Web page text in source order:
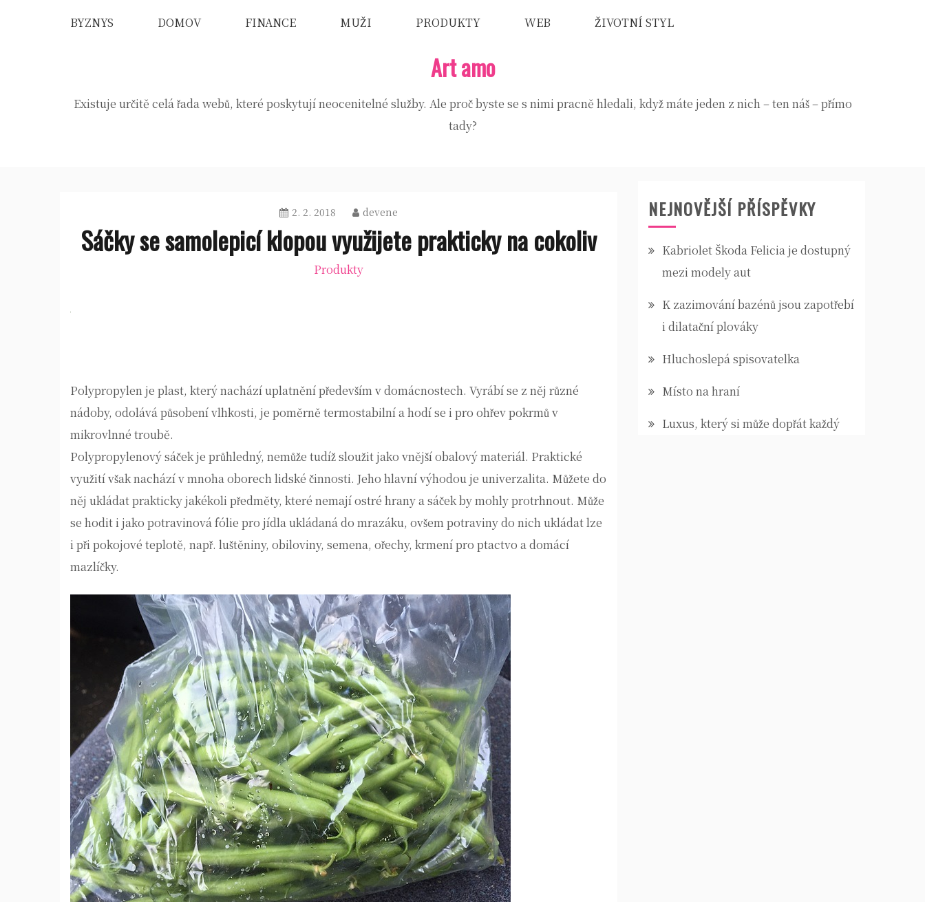
BYZNYS DOMOV FINANCE MUŽI PRODUKTY WEB ŽIVOTNÍ STYL
Art amo
Existuje určitě celá řada webů, které poskytují neocenitelné služby. Ale proč byste se s nimi pracně hledali, když máte jeden z nich – ten náš – přímo
tady?
2. 2. 2018 devene
Sáčky se samolepicí klopou využijete prakticky na cokoliv
Produkty
Polypropylen je plast, který nachází uplatnění především v domácnostech. Vyrábí se z něj různé
nádoby, odolává působení vlhkosti, je poměrně termostabilní a hodí se i pro ohřev pokrmů v
mikrovlnné troubě.
Polypropylenový sáček je průhledný, nemůže tudíž sloužit jako vnější obalový materiál. Praktické
využití však nachází v mnoha oborech lidské činnosti. Jeho hlavní výhodou je univerzalita. Můžete do
něj ukládat prakticky jakékoli předměty, které nemají ostré hrany a sáček by mohly protrhnout. Může
se hodit i jako potravinová fólie pro jídla ukládaná do mrazáku, ovšem potraviny do nich ukládat lze
i při pokojové teplotě, např. luštěniny, obiloviny, semena, ořechy, krmení pro ptactvo a domácí
mazlíčky.
NEJNOVĚJŠÍ PŘÍSPĚVKY
Kabriolet Škoda Felicia je dostupný
mezi modely aut
K zazimování bazénů jsou zapotřebí
i dilatační plováky
Hluchoslepá spisovatelka
Místo na hraní
Luxus, který si může dopřát každý